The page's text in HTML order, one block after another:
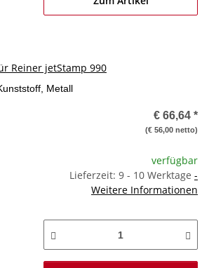
Reiner jetStamp 990
Metall
€ 66,64 *
(€ 56,00 netto)
verfügbar
Lieferzeit: 9 - 10 Werktage -
Weitere Informationen